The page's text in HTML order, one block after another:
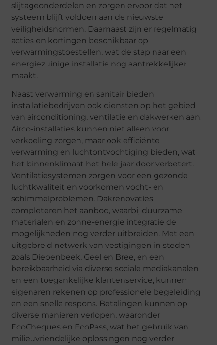
slijtageonderdelen en zorgen ervoor dat het
systeem blijft voldoen aan de nieuwste
veiligheidsnormen. Daarnaast zijn er regelmatig
acties en kortingen beschikbaar op
verwarmingstoestellen, wat de stap naar een
energiezuinige installatie nog aantrekkelijker
maakt.
Naast verwarming en sanitair bieden
installatiebedrijven ook diensten op het gebied
van airconditioning, ventilatie en dakwerken aan.
Airco-installaties kunnen niet alleen voor
verkoeling zorgen, maar ook efficiënte
verwarming en luchtontvochtiging bieden, wat
het binnenklimaat het hele jaar door verbetert.
Ventilatiesystemen zorgen voor een gezonde
luchtkwaliteit en voorkomen vocht- en
schimmelproblemen. Dakrenovaties
completeren het aanbod, waarbij duurzame
materialen en zonne-energie integratie de
mogelijkheden nog verder uitbreiden. Met een
uitgebreid netwerk van vestigingen in steden
zoals Diepenbeek, Geel en Bree, en een
bereikbaarheid via diverse sociale mediakanalen
en een toegankelijke klantenservice, kunnen
eigenaren rekenen op professionele begeleiding
en een snelle respons. Betalingen kunnen op
diverse manieren verlopen, waaronder
EcoCheques en EcoPass, wat het gebruik van
milieuvriendelijke oplossingen nog verder